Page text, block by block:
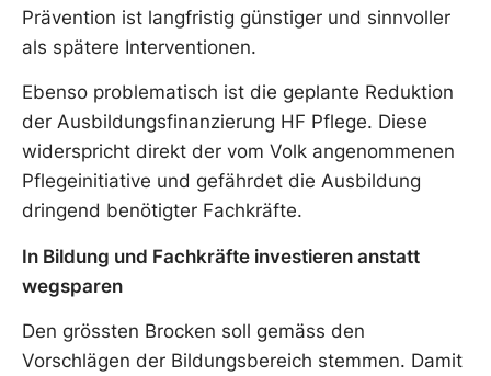
Prävention ist langfristig günstiger und sinnvoller
als spätere Interventionen.
Ebenso problematisch ist die geplante Reduktion
der Ausbildungsfinanzierung HF Pflege. Diese
widerspricht direkt der vom Volk angenommenen
Pflegeinitiative und gefährdet die Ausbildung
dringend benötigter Fachkräfte.
In Bildung und Fachkräfte investieren anstatt
wegsparen
Den grössten Brocken soll gemäss den
Vorschlägen der Bildungsbereich stemmen. Damit